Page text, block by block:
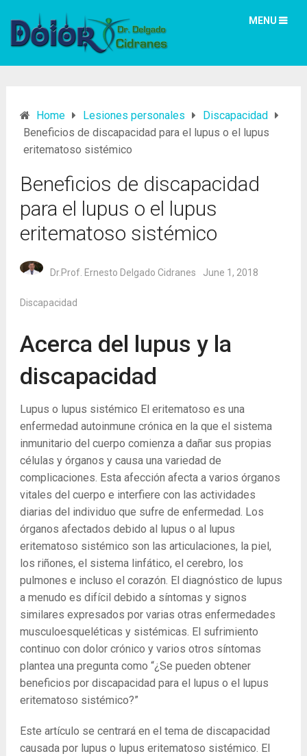
MENU
Home Lesiones personales
Discapacidad
Beneficios de discapacidad para el lupus o el lupus
eritematoso sistémico
Beneficios de discapacidad
para el lupus o el lupus
eritematoso sistémico
Dr.Prof. Ernesto Delgado Cidranes June 1, 2018
Discapacidad
Acerca del lupus y la
discapacidad
Lupus o lupus sistémico El eritematoso es una
enfermedad autoinmune crónica en la que el sistema
inmunitario del cuerpo comienza a dañar sus propias
células y órganos y causa una variedad de
complicaciones. Esta afección afecta a varios órganos
vitales del cuerpo e interfiere con las actividades
diarias del individuo que sufre de enfermedad. Los
órganos afectados debido al lupus o al lupus
eritematoso sistémico son las articulaciones, la piel,
los riñones, el sistema linfático, el cerebro, los
pulmones e incluso el corazón. El diagnóstico de lupus
a menudo es difícil debido a síntomas y signos
similares expresados ​​por varias otras enfermedades
musculoesqueléticas y sistémicas. El sufrimiento
continuo con dolor crónico y varios otros síntomas
plantea una pregunta como “¿Se pueden obtener
beneficios por discapacidad para el lupus o el lupus
eritematoso sistémico?”
Este artículo se centrará en el tema de discapacidad
causada por lupus o lupus eritematoso sistémico. El